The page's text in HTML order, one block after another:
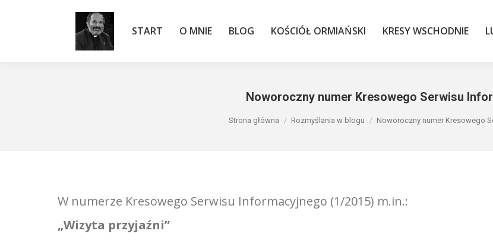
START O MNIE BLOG KOŚCIÓŁ ORMIAŃSKI KRESY WSCHODNIE
Noworoczny numer Kresowego Serwisu
Jesteś tutaj:
Strona główna Rozmyślania w blogu Noworoczny numer Kresowego
W numerze Kresowego Serwisu Informacyjnego (1/2015) m.in.:
„Wizyta przyjaźni”